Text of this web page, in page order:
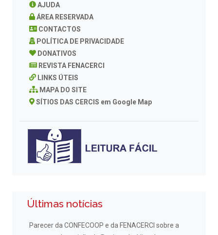
AJUDA
ÁREA RESERVADA
CONTACTOS
POLÍTICA DE PRIVACIDADE
DONATIVOS
REVISTA FENACERCI
LINKS ÚTEIS
MAPA DO SITE
SÍTIOS DAS CERCIS em Google Map
Últimas notícias
Parecer da CONFECOOP e da FENACERCI sobre a